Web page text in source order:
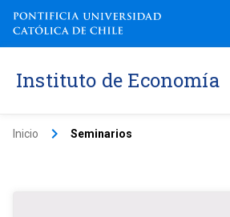
Instituto de Economía
Inicio keyboard_arrow_right Seminarios